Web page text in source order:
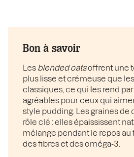
Bon à savoir
Les blended oatsoffrent une
plus lisse et crémeuse que les
classiques, ce qui les rend
agréables pour ceux qui
style pudding. Les graines de
rôle clé : elles épaississent
mélange pendant le repos au
des fibres et des oméga-3.